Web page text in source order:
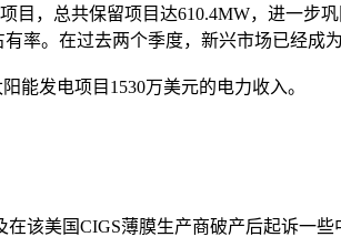
目，总共保留项目达610.4MW，进一步
率。在过去两个季度，新兴市场已经成
发电项目1530万美元的电力收入。
该美国CIGS薄膜生产商破产后起诉一些